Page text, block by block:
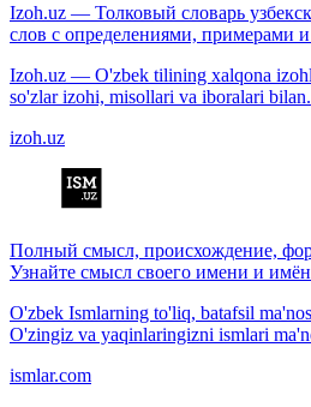
Izoh.uz — Толковый словарь
слов с определениями, примерами
Izoh.uz — O'zbek tilining xalqona
so'zlar izohi, misollari va iboralari bilan.
izoh.uz
Полный смысл, происхождение,
Узнайте смысл своего имени и
O'zbek Ismlarning to'liq, batafsil
O'zingiz va yaqinlaringizni ismlari
ismlar.com